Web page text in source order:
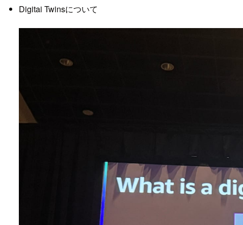
Digitai Twinsについて